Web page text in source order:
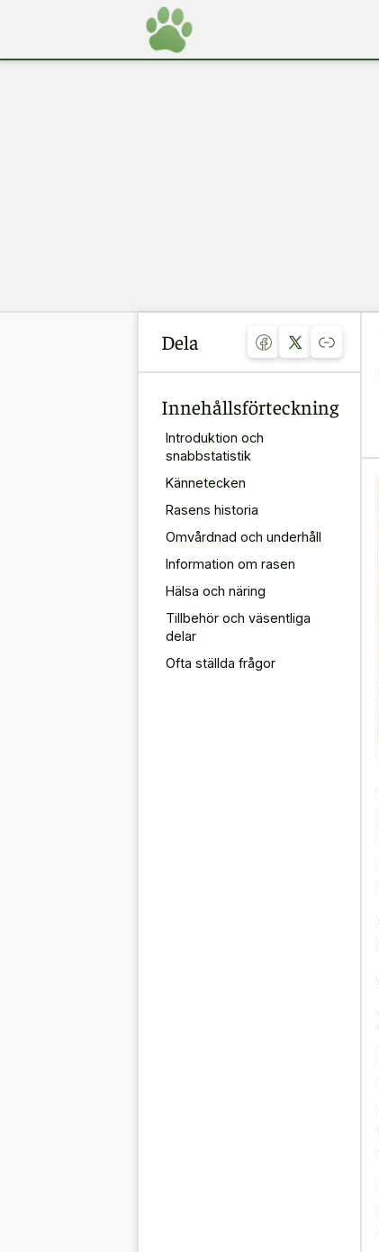
Dela
Innehållsförteckning
Introduktion och
snabbstatistik
Kännetecken
Rasens historia
Omvårdnad och underhåll
Information om rasen
Hälsa och näring
Tillbehör och väsentliga
delar
Ofta ställda frågor